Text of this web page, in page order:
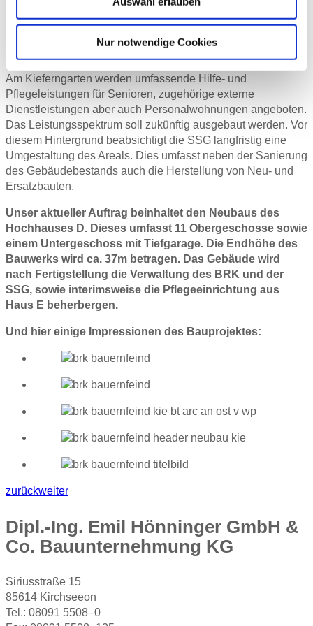
Nur notwendige Cookies
Kreuzes (BRK) eine gemeinnützige GmbH mit Sitz in
München. Die SSG betreibt in München Freimann die
Wohnanlage „SeniorenWohnen Kieferngarten“ mit Bauten
Am Kieferngarten werden umfassende Hilfe- und
Pflegeleistungen für Senioren, zugehörige externe
Dienstleistungen aber auch Personalwohnungen angeboten.
Das Leistungsspektrum soll zukünftig ausgebaut werden. Vor
diesem Hintergrund beabsichtigt die SSG langfristig eine
Umgestaltung des Areals. Dies umfasst neben der Sanierung
des Gebäudebestands auch die Herstellung von Neu- und
Ersatzbauten.
Unser aktueller Auftrag beinhaltet den Neubaus des
Hochhauses D. Dieses umfasst 11 Obergeschosse sowie
einem Untergeschoss mit Tiefgarage. Die Endhöhe des
Bauwerks wird ca. 37m betragen. Das Gebäude wird
nach Fertigstellung die Verwaltung des BRK und der
SSG, sowie interimsweise die Pflegeeinrichtung aus
Haus E beherbergen.
Und hier einige Impressionen des Bauprojektes:
zurückweiter
Dipl.-Ing. Emil Hönninger GmbH &
Co. Bauunternehmung KG
Siriusstraße 15
85614 Kirchseeon
Tel.: 08091 5508–0